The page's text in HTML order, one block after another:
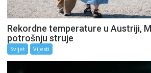
Rekordne temperature u Austriji,
potrošnju struje
Svijet Vijesti